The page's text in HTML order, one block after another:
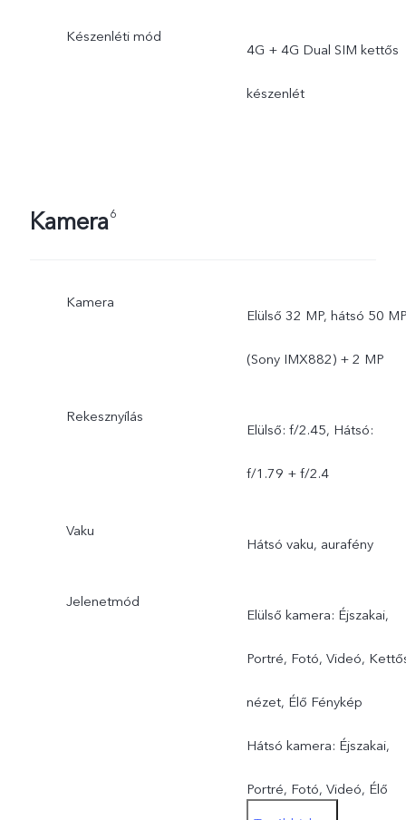
Készenléti mód
4G + 4G Dual SIM kettős
készenlét
Kamera6
Kamera
Elülső 32 MP, hátsó 50
(Sony IMX882) + 2 MP
Rekesznyílás
Elülső: f/2.45, Hátsó:
f/1.79 + f/2.4
Vaku
Hátsó vaku, aurafény
Jelenetmód
Elülső kamera: Éjszakai,
Portré, Fotó, Videó,
nézet, Élő Fénykép
Hátsó kamera: Éjszakai,
Portré, Fotó, Videó, Élő